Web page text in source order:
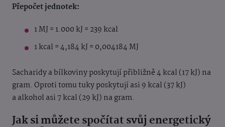
Přepočet jednotek:
1 MJ = 1.000 kJ = 239 kcal
1 kcal = 4,184 kJ = 0,004184 MJ
Sacharidy a bílkoviny poskytují přibližně 4 kcal (17 kJ) na
gram. Oproti tomu tuky poskytují asi 9 kcal (37 kJ)
a alkohol asi 7 kcal (29 kJ) na gram.
Jak si můžete spočítat svůj energetický